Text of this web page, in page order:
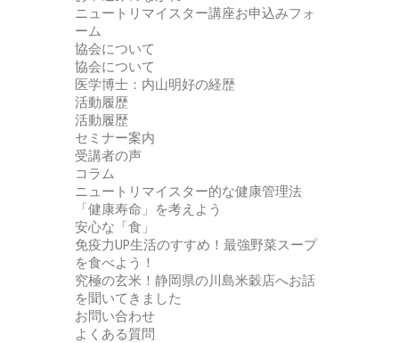
ニュートリマイスター講座お申込みフォ
ーム
協会について
協会について
医学博士：内山明好の経歴
活動履歴
活動履歴
セミナー案内
受講者の声
コラム
ニュートリマイスター的な健康管理法
「健康寿命」を考えよう
安心な「食」
免疫力UP生活のすすめ！最強野菜スープ
を食べよう！
究極の玄米！静岡県の川島米穀店へお話
を聞いてきました
お問い合わせ
よくある質問